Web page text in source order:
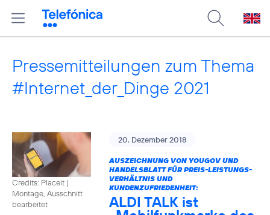
Pressemitteilungen zum Thema
#Internet_der_Dinge 2021
Credits: Placeit |
Montage, Ausschnitt
bearbeitet
20. Dezember 2018
AUSZEICHNUNG VON YOUGOV UND
HANDELSBLATT FÜR PREIS-LEISTUNGS-
VERHÄLTNIS UND
KUNDENZUFRIEDENHEIT:
ALDI TALK ist